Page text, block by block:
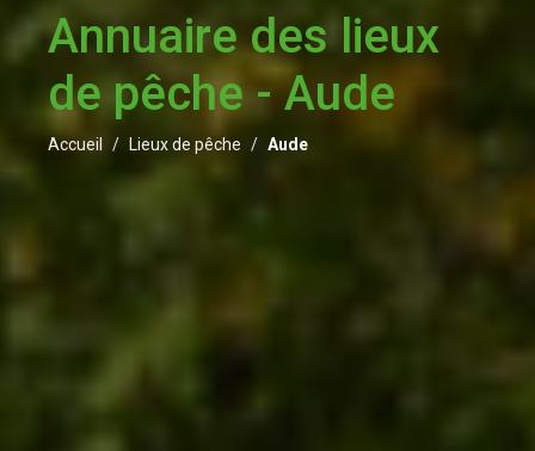
Annuaire des lieux
de pêche - Aude
Accueil Lieux de pêche Aude